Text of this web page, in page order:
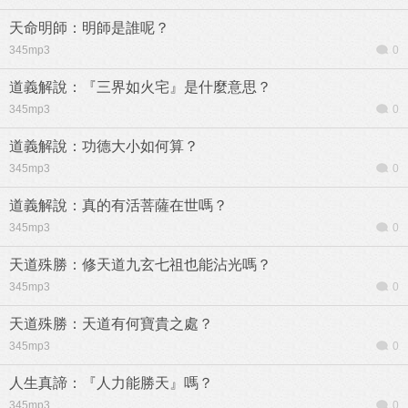
天命明師：明師是誰呢？
345mp3 0
道義解說：『三界如火宅』是什麼意思？
345mp3 0
道義解說：功德大小如何算？
345mp3 0
道義解說：真的有活菩薩在世嗎？
345mp3 0
天道殊勝：修天道九玄七祖也能沾光嗎？
345mp3 0
天道殊勝：天道有何寶貴之處？
345mp3 0
人生真諦：『人力能勝天』嗎？
345mp3 0